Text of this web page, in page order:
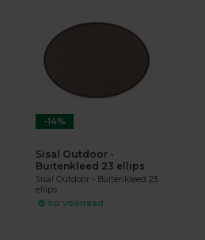
-14%
Sisal Outdoor -
Buitenkleed 23 ellips
Sisal Outdoor - Buitenkleed 23
ellips
op voorraad